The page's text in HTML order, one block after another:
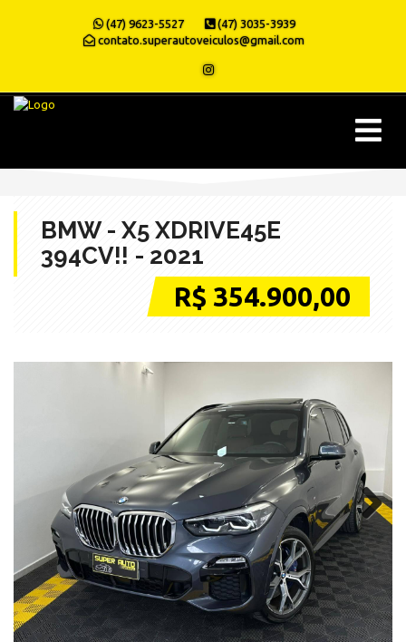
(47) 9623-5527
(47) 3035-3939
contato.superautoveiculos@gmail.com
BMW - X5 XDRIVE45E
394CV!! - 2021
R$ 354.900,00